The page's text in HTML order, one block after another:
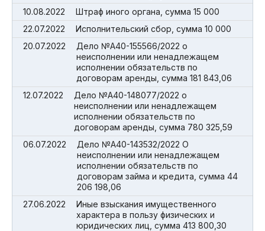
10.08.2022
Штраф иного органа, сумма 15 000
22.07.2022
Исполнительский сбор, сумма 10 000
20.07.2022
Дело №А40-155566/2022 о
неисполнении или ненадлежащем
исполнении обязательств по
договорам аренды, сумма 181 843,06
12.07.2022
Дело №А40-148077/2022 о
неисполнении или ненадлежащем
исполнении обязательств по
договорам аренды, сумма 780 325,59
06.07.2022
Дело №А40-143532/2022 О
неисполнении или ненадлежащем
исполнении обязательств по
договорам займа и кредита, сумма 44
206 198,06
27.06.2022
Иные взыскания имущественного
характера в пользу физических и
юридических лиц, сумма 413 800,30